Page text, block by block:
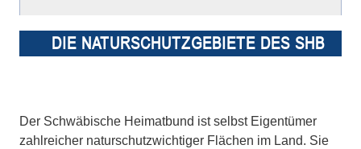
DIE NATURSCHUTZGEBIETE DES SHB
Der Schwäbische Heimatbund ist selbst Eigentümer
zahlreicher naturschutzwichtiger Flächen im Land. Sie